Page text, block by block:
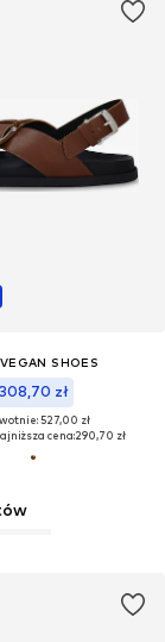
SHOES
308,70 zł
527,00 zł
cena:290,70 zł